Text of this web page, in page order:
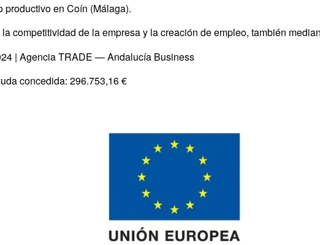
en Coín (Málaga).
competitividad de la empresa y la creación de empleo, también
| Agencia TRADE — Andalucía Business
concedida: 296.753,16 €